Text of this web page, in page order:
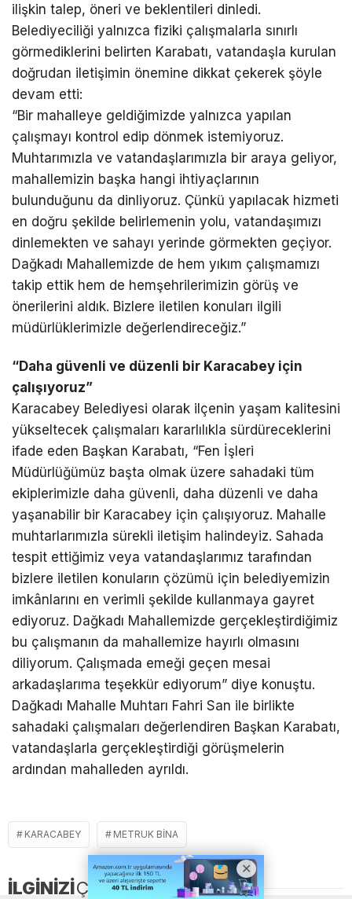
ilişkin talep, öneri ve beklentileri dinledi.
Belediyeciliği yalnızca fiziki çalışmalarla sınırlı
görmediklerini belirten Karabatı, vatandaşla kurulan
doğrudan iletişimin önemine dikkat çekerek şöyle
devam etti:
“Bir mahalleye geldiğimizde yalnızca yapılan
çalışmayı kontrol edip dönmek istemiyoruz.
Muhtarımızla ve vatandaşlarımızla bir araya geliyor,
mahallemizin başka hangi ihtiyaçlarının
bulunduğunu da dinliyoruz. Çünkü yapılacak hizmeti
en doğru şekilde belirlemenin yolu, vatandaşımızı
dinlemekten ve sahayı yerinde görmekten geçiyor.
Dağkadı Mahallemizde de hem yıkım çalışmamızı
takip ettik hem de hemşehrilerimizin görüş ve
önerilerini aldık. Bizlere iletilen konuları ilgili
müdürlüklerimizle değerlendireceğiz.”
“Daha güvenli ve düzenli bir Karacabey için
çalışıyoruz”
Karacabey Belediyesi olarak ilçenin yaşam kalitesini
yükseltecek çalışmaları kararlılıkla sürdüreceklerini
ifade eden Başkan Karabatı, “Fen İşleri
Müdürlüğümüz başta olmak üzere sahadaki tüm
ekiplerimizle daha güvenli, daha düzenli ve daha
yaşanabilir bir Karacabey için çalışıyoruz. Mahalle
muhtarlarımızla sürekli iletişim halindeyiz. Sahada
tespit ettiğimiz veya vatandaşlarımız tarafından
bizlere iletilen konuların çözümü için belediyemizin
imkânlarını en verimli şekilde kullanmaya gayret
ediyoruz. Dağkadı Mahallemizde gerçekleştirdiğimiz
bu çalışmanın da mahallemize hayırlı olmasını
diliyorum. Çalışmada emeği geçen mesai
arkadaşlarıma teşekkür ediyorum” diye konuştu.
Dağkadı Mahalle Muhtarı Fahri San ile birlikte
sahadaki çalışmaları değerlendiren Başkan Karabatı,
vatandaşlarla gerçekleştirdiği görüşmelerin
ardından mahalleden ayrıldı.
KARACABEY METRUK BINA
İLGİNİZİÇEKEBİLİR